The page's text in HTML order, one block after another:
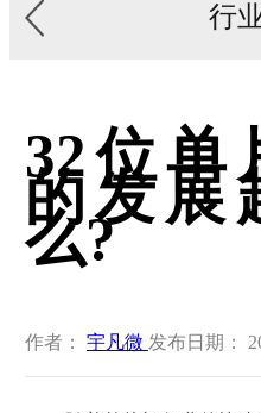
行
32位单
的发展
么?
作者： 宇凡微 发布日期：